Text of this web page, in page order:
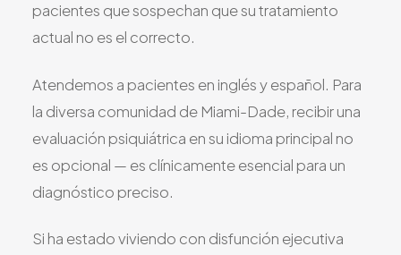
pacientes que sospechan que su tratamiento
actual no es el correcto.
Atendemos a pacientes en inglés y español. Para
la diversa comunidad de Miami-Dade, recibir una
evaluación psiquiátrica en su idioma principal no
es opcional — es clínicamente esencial para un
diagnóstico preciso.
Si ha estado viviendo con disfunción ejecutiva